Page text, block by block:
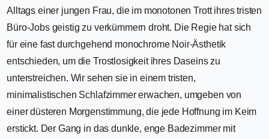
Alltags einer jungen Frau, die im monotonen Trott ihres tristen
Büro-Jobs geistig zu verkümmern droht. Die Regie hat sich
für eine fast durchgehend monochrome Noir-Ästhetik
entschieden, um die Trostlosigkeit ihres Daseins zu
unterstreichen. Wir sehen sie in einem tristen,
minimalistischen Schlafzimmer erwachen, umgeben von
einer düsteren Morgenstimmung, die jede Hoffnung im Keim
erstickt. Der Gang in das dunkle, enge Badezimmer mit